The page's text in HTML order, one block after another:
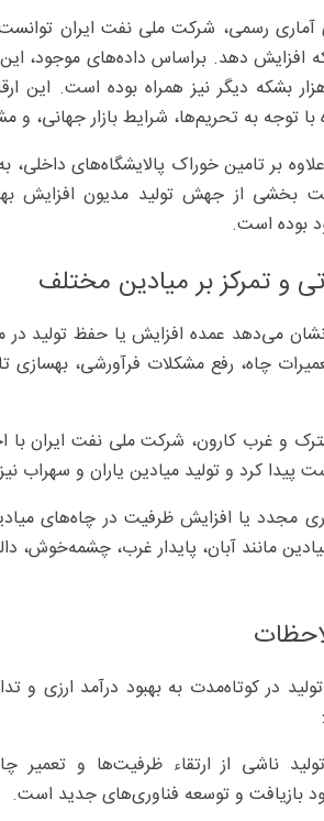
رشد حدود ۱۵۰ هزار بشکه دیگر نیز همراه بوده
توجه به تحریم‌ها، شرایط بازار جهانی،
بر تامین خوراک پالایشگاه‌های
بخشی از جهش تولید مدیون افزایش
بوده است.
و تمرکز بر میادین مختلف
می‌دهد عمده افزایش یا حفظ تولید
چاه، رفع مشکلات فرآورشی، بهسازی
و تولید میادین یاران و سهراب نیز به ترتیب ۶ هزار بشکه و ۲۳۰۰
در کوتاه‌مدت به بهبود درآمد ارزی
ناشی از ارتقاء ظرفیت‌ها و تعمیر
بازیافت و توسعه فناوری‌های جدید است.